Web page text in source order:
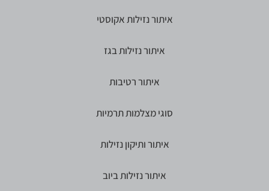
איתור נזילות אקוסטי
איתור נזילות בגז
איתור רטיבות
סוגי מצלמות תרמיות
איתור ותיקון נזילות
איתור נזילות ביוב